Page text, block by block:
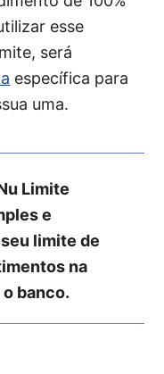
esse
será
específica para
uma.
Limite
e
limite de
na
o banco.